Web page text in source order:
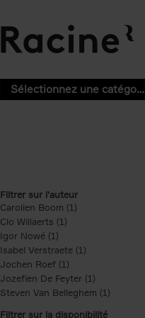
Sélectionnez une catégorie
Filtrer sur l'auteur
Carolien Boom (1)
Clo Willaerts (1)
Igor Nowé (1)
Isabel Verstraete (1) Apply
Jochen Roef (1)
Jozefien De Feyter (1) Apply
Steven Van Belleghem (1) Apply
Filtrer sur la disponibilité